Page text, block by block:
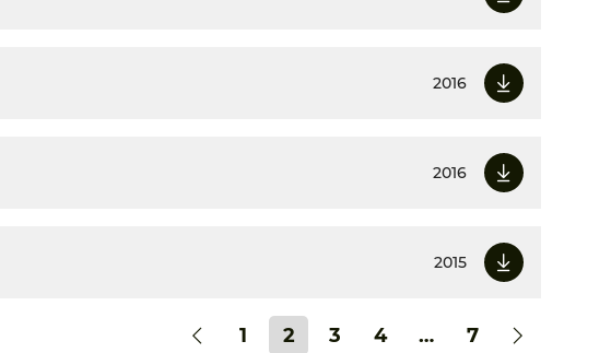
2016
2016
2015
1 2 3 4 … 7